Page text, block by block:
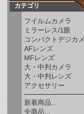
カテゴリ
フイルムカメラ
ミラーレス/1眼
コンパクトデジカメ
AFレンズ
MFレンズ
大・中判カメラ
大・中判レンズ
アクセサリー
新着商品...
全商品...